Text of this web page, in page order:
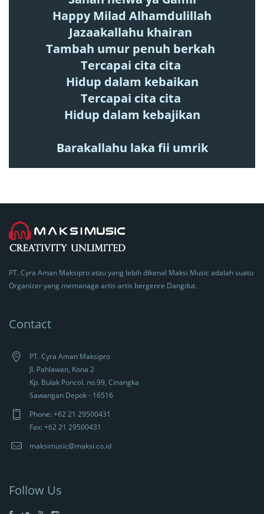
Happy Milad Alhamdulillah
Jazaakallahu khairan
Tambah umur penuh berkah
Tercapai cita cita
Hidup dalam kebaikan
Tercapai cita cita
Hidup dalam kebajikan
Barakallahu laka fii umrik
PT. Cyra Aman Maksipro atau yang lebih dikenal Maksi Music adalah suatu
Organizer yang memanage artis-artis bergenre Dangdut.
Contact
PT. Cyra Aman Maksipro
Jl. Pahlawan, Kona 2
Kp. Bulak Poncol. no.99, Cinangka
Sawangan Depok - 16516
Phone: +62 21 29500431
Fax: +62 21 29500431
maksimusic@maksi.co.id
Follow Us